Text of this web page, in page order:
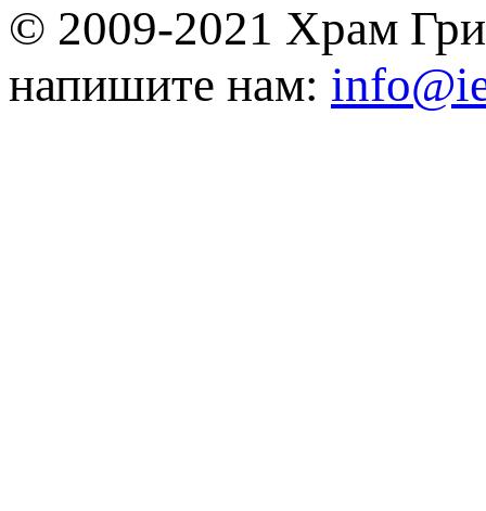
© 2009-2021 Храм
напишите нам: